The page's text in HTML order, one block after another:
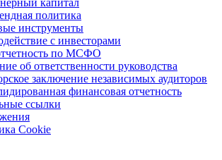
капитал
политика
инструменты
с инвеcторами
по МСФО
об ответственности руководства
заключение независимых аудиторов
финансовая отчетность
ссылки
Cookie